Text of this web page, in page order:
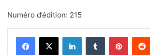
Numéro d’édition: 215